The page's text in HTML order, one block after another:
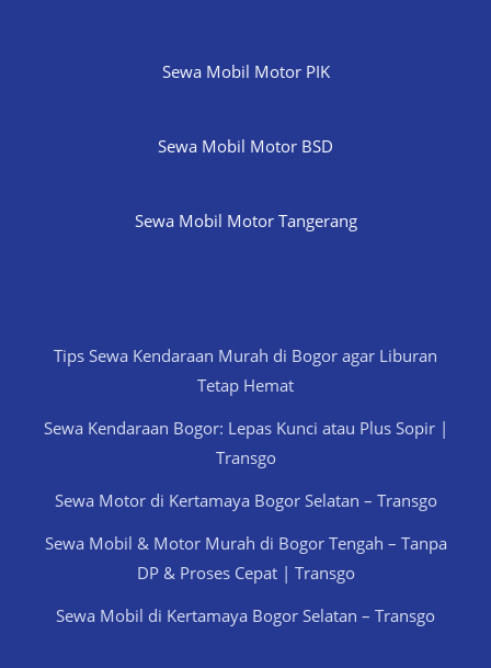
Sewa Mobil Motor PIK
Sewa Mobil Motor BSD
Sewa Mobil Motor Tangerang
Tips Sewa Kendaraan Murah di Bogor agar Liburan
Tetap Hemat
Sewa Kendaraan Bogor: Lepas Kunci atau Plus Sopir |
Transgo
Sewa Motor di Kertamaya Bogor Selatan – Transgo
Sewa Mobil & Motor Murah di Bogor Tengah – Tanpa
DP & Proses Cepat | Transgo
Sewa Mobil di Kertamaya Bogor Selatan – Transgo